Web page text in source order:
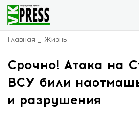
Главная Жизнь
Срочно! Атака на
ВСУ били
и разрушения